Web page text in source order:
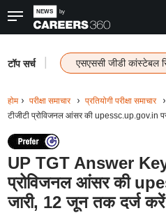
टॉप सर्च एसएससी जीडी कांस्टेबल
होम परीक्षा समाचार प्रतियोगी परीक्षा समाचार
टीजीटी प्रोविजनल आंसर की upessc.up.gov.in
UP TGT Answer Key
प्रोविजनल आंसर की
जारी, 12 जून तक दर्ज करें